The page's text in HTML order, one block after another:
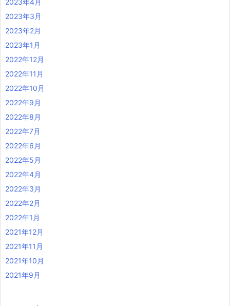
2023年3月
2023年2月
2023年1月
2022年12月
2022年11月
2022年10月
2022年9月
2022年8月
2022年7月
2022年6月
2022年5月
2022年4月
2022年3月
2022年2月
2022年1月
2021年12月
2021年11月
2021年10月
2021年9月